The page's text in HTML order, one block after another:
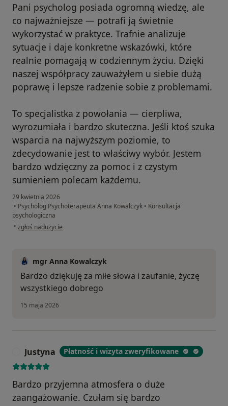
Pani psycholog posiada ogromną wiedzę, ale
co najważniejsze — potrafi ją świetnie
wykorzystać w praktyce. Trafnie analizuje
sytuacje i daje konkretne wskazówki, które
realnie pomagają w codziennym życiu. Dzięki
naszej współpracy zauważyłem u siebie dużą
poprawę i lepsze radzenie sobie z problemami.
To specjalistka z powołania — cierpliwa,
wyrozumiała i bardzo skuteczna. Jeśli ktoś szuka
wsparcia na najwyższym poziomie, to
zdecydowanie jest to właściwy wybór. Jestem
bardzo wdzięczny za pomoc i z czystym
sumieniem polecam każdemu.
29 kwietnia 2026
• Psycholog Psychoterapeuta Anna Kowalczyk • Konsultacja
psychologiczna
• w opinii użytkownika Piotr
zgłoś nadużycie
mgr Anna Kowalczyk
Bardzo dziękuję za miłe słowa i zaufanie, życzę
wszystkiego dobrego
15 maja 2026
Justyna Płatność i wizyta zweryfikowane
Bardzo przyjemna atmosfera o duże
zaangażowanie. Czułam się bardzo